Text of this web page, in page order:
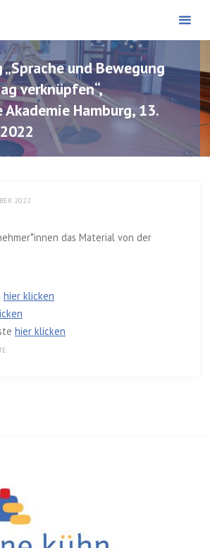
und Bewegung
verknüpfen“,
Hamburg, 13.
2022
das Material von der
hier klicken
hier klicken